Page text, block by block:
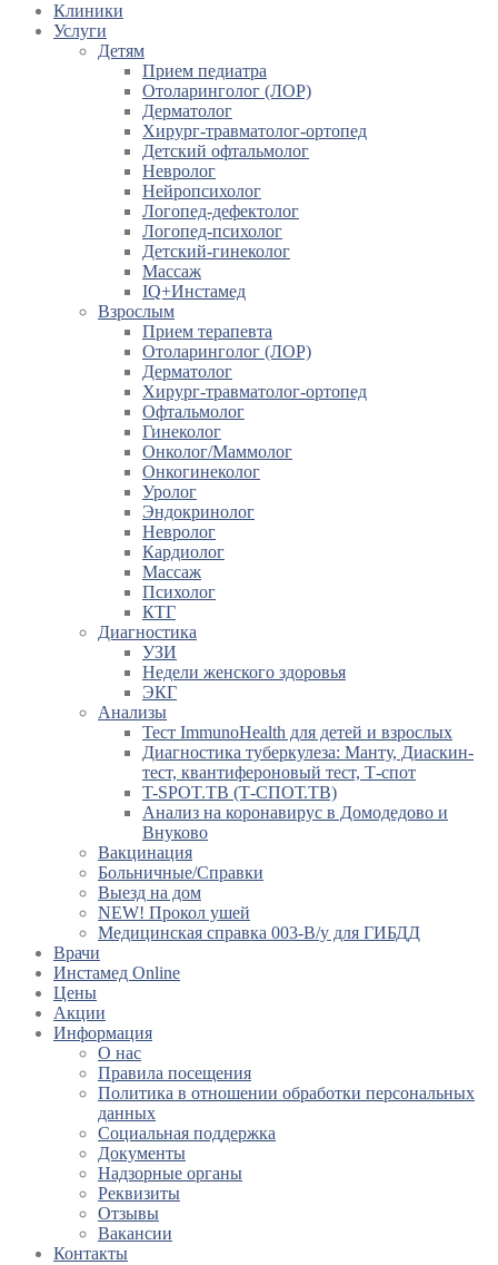
Клиники
Услуги
Детям
Прием педиатра
Отоларинголог (ЛОР)
Дерматолог
Хирург-травматолог-ортопед
Детский офтальмолог
Невролог
Нейропсихолог
Логопед-дефектолог
Логопед-психолог
Детский-гинеколог
Массаж
IQ+Инстамед
Взрослым
Прием терапевта
Отоларинголог (ЛОР)
Дерматолог
Хирург-травматолог-ортопед
Офтальмолог
Гинеколог
Онколог/Маммолог
Онкогинеколог
Уролог
Эндокринолог
Невролог
Кардиолог
Массаж
Психолог
КТГ
Диагностика
УЗИ
Недели женского здоровья
ЭКГ
Анализы
Тест ImmunoHealth для детей и взрослых
Диагностика туберкулеза: Манту, Диаскин-
тест, квантифероновый тест, Т-спот
T-SPOT.TB (Т-СПОТ.ТВ)
Анализ на коронавирус в Домодедово и
Внуково
Вакцинация
Больничные/Справки
Выезд на дом
NEW! Прокол ушей
Медицинская справка 003-В/у для ГИБДД
Врачи
Инстамед Online
Цены
Акции
Информация
О нас
Правила посещения
Политика в отношении обработки персональных
данных
Социальная поддержка
Документы
Надзорные органы
Реквизиты
Отзывы
Вакансии
Контакты